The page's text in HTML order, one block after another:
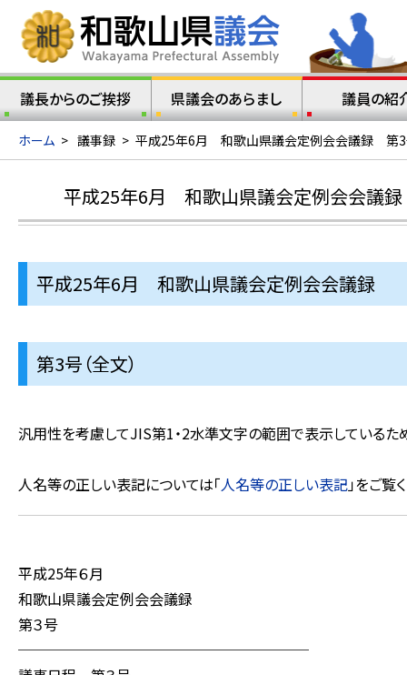
議長からのご挨拶 県議会のあらまし 議員の紹
ホーム > 議事録 > 平成25年6月 和歌山県議会定例会会議録 第3
平成25年6月 和歌山県議会定例会会議録
平成25年6月 和歌山県議会定例会会議録
第3号（全文）
汎用性を考慮してJIS第1・2水準文字の範囲で表示しているた
人名等の正しい表記については「人名等の正しい表記」をご覧
平成25年６月
和歌山県議会定例会会議録
第３号
────────────────────